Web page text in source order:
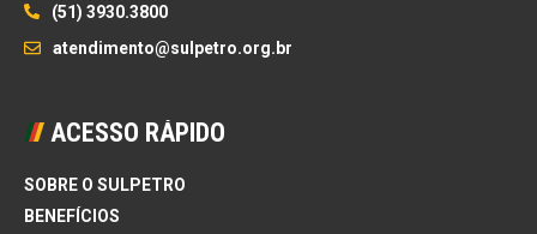
(51) 3930.3800
atendimento@sulpetro.org.br
ACESSO RÁPIDO
SOBRE O SULPETRO
BENEFÍCIOS